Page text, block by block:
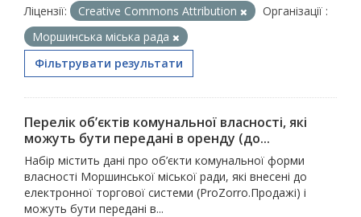
Ліцензії:
Creative Commons Attribution
Організації :
Моршинська міська рада
Фільтрувати результати
Перелік об’єктів комунальної власності, які
можуть бути передані в оренду (до...
Набір містить дані про об’єкти комунальної форми
власності Моршинської міської ради, які внесені до
електронної торгової системи (ProZorro.Продажі) і
можуть бути передані в...